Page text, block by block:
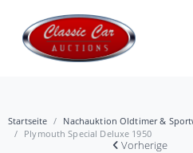
Startseite
Nachauktion Oldtimer &
Plymouth Special Deluxe 1950
Vorherige